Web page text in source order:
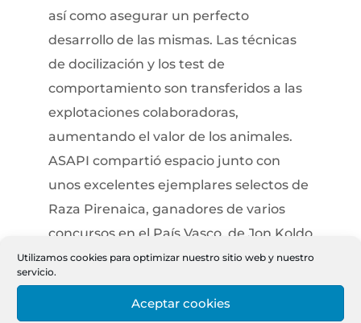
Utilizamos cookies para optimizar nuestro sitio web y nuestro
servicio.
Aceptar cookies
así como asegurar un perfecto
desarrollo de las mismas. Las técnicas
de docilización y los test de
comportamiento son transferidos a las
explotaciones colaboradoras,
aumentando el valor de los animales.
ASAPI compartió espacio junto con
unos excelentes ejemplares selectos de
Raza Pirenaica, ganadores de varios
concursos en el País Vasco, de Jon Koldo
Bikandi, ganadería de Vizcaya. Todos los
días que duró la Feria, dentro de la
programación establecida por FEAGAS,